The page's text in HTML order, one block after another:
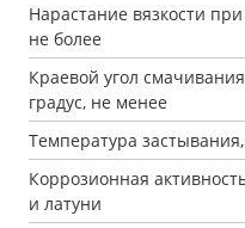
Нарастание вязкости
не более
Краевой угол
градус, не менее
Температура
Коррозионная
и латуни